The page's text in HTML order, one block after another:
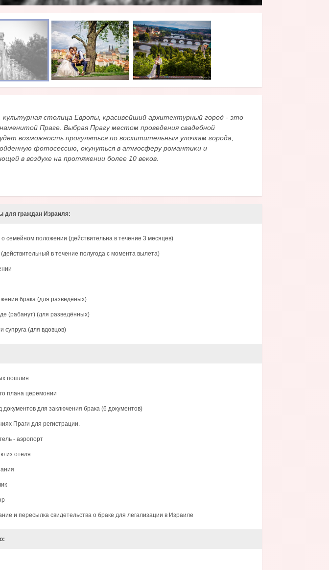
столица Европы, красивейший архитектурный город - это
Праге. Выбрая Прагу местом проведения свадебной
возможность прогуляться по восхитительным улочкам города,
фотосессию, окунуться в атмосферу романтики и
в воздухе на протяжении более 10 веков.
для граждан Израиля:
семейном положении (действительна в течение 3 месяцев)
в течение полугода с момента вылета)
брака (для разведёных)
(рабанут) (для разведённых)
супруга (для вдовцов)
пошлин
плана церемонии
для заключения брака (6 документов)
Праги для регистрации.
- аэропорт
из отеля
и пересылка свидетельства о браке для легализации в Израиле